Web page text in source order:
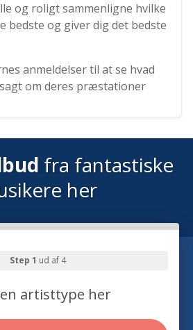
og roligt sammenligne hvilke
bedste og giver dig det bedste
anmeldelser til at se hvad
om deres præstationer
fra fantastiske
her
Step 1 ud af 4
artisttype her